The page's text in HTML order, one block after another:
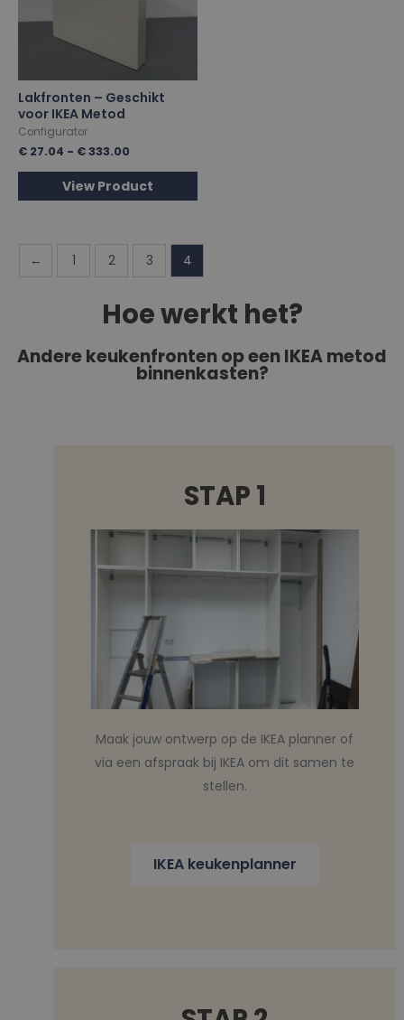
Lakfronten – Geschikt
voor IKEA Metod
Configurator
€ 27.04 - €333.00
View Product
← 1 2 3 4
Hoe werkt het?
Andere keukenfronten op een IKEA metod
binnenkasten?
STAP 1
Maak jouw ontwerp op de IKEA planner of
via een afspraak bij IKEA om dit samen te
stellen.
IKEA keukenplanner